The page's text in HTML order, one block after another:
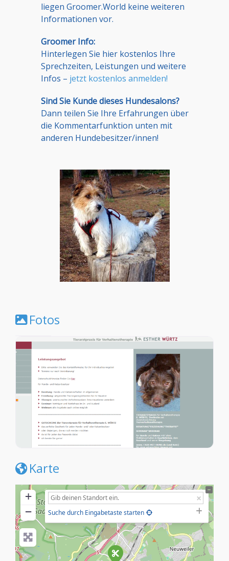
liegen Groomer.World keine weiteren
Informationen vor.
Groomer Info:
Hinterlegen Sie hier kostenlos Ihre
Sprechzeiten, Leistungen und weitere
Infos – jetzt kostenlos anmelden!
Sind Sie Kunde dieses Hundesalons?
Dann teilen Sie Ihre Erfahrungen über
die Kommentarfunktion unten mit
anderen Hundebesitzer/innen!
Fotos
Karte
+
−
Suche durch Eingabetaste starten